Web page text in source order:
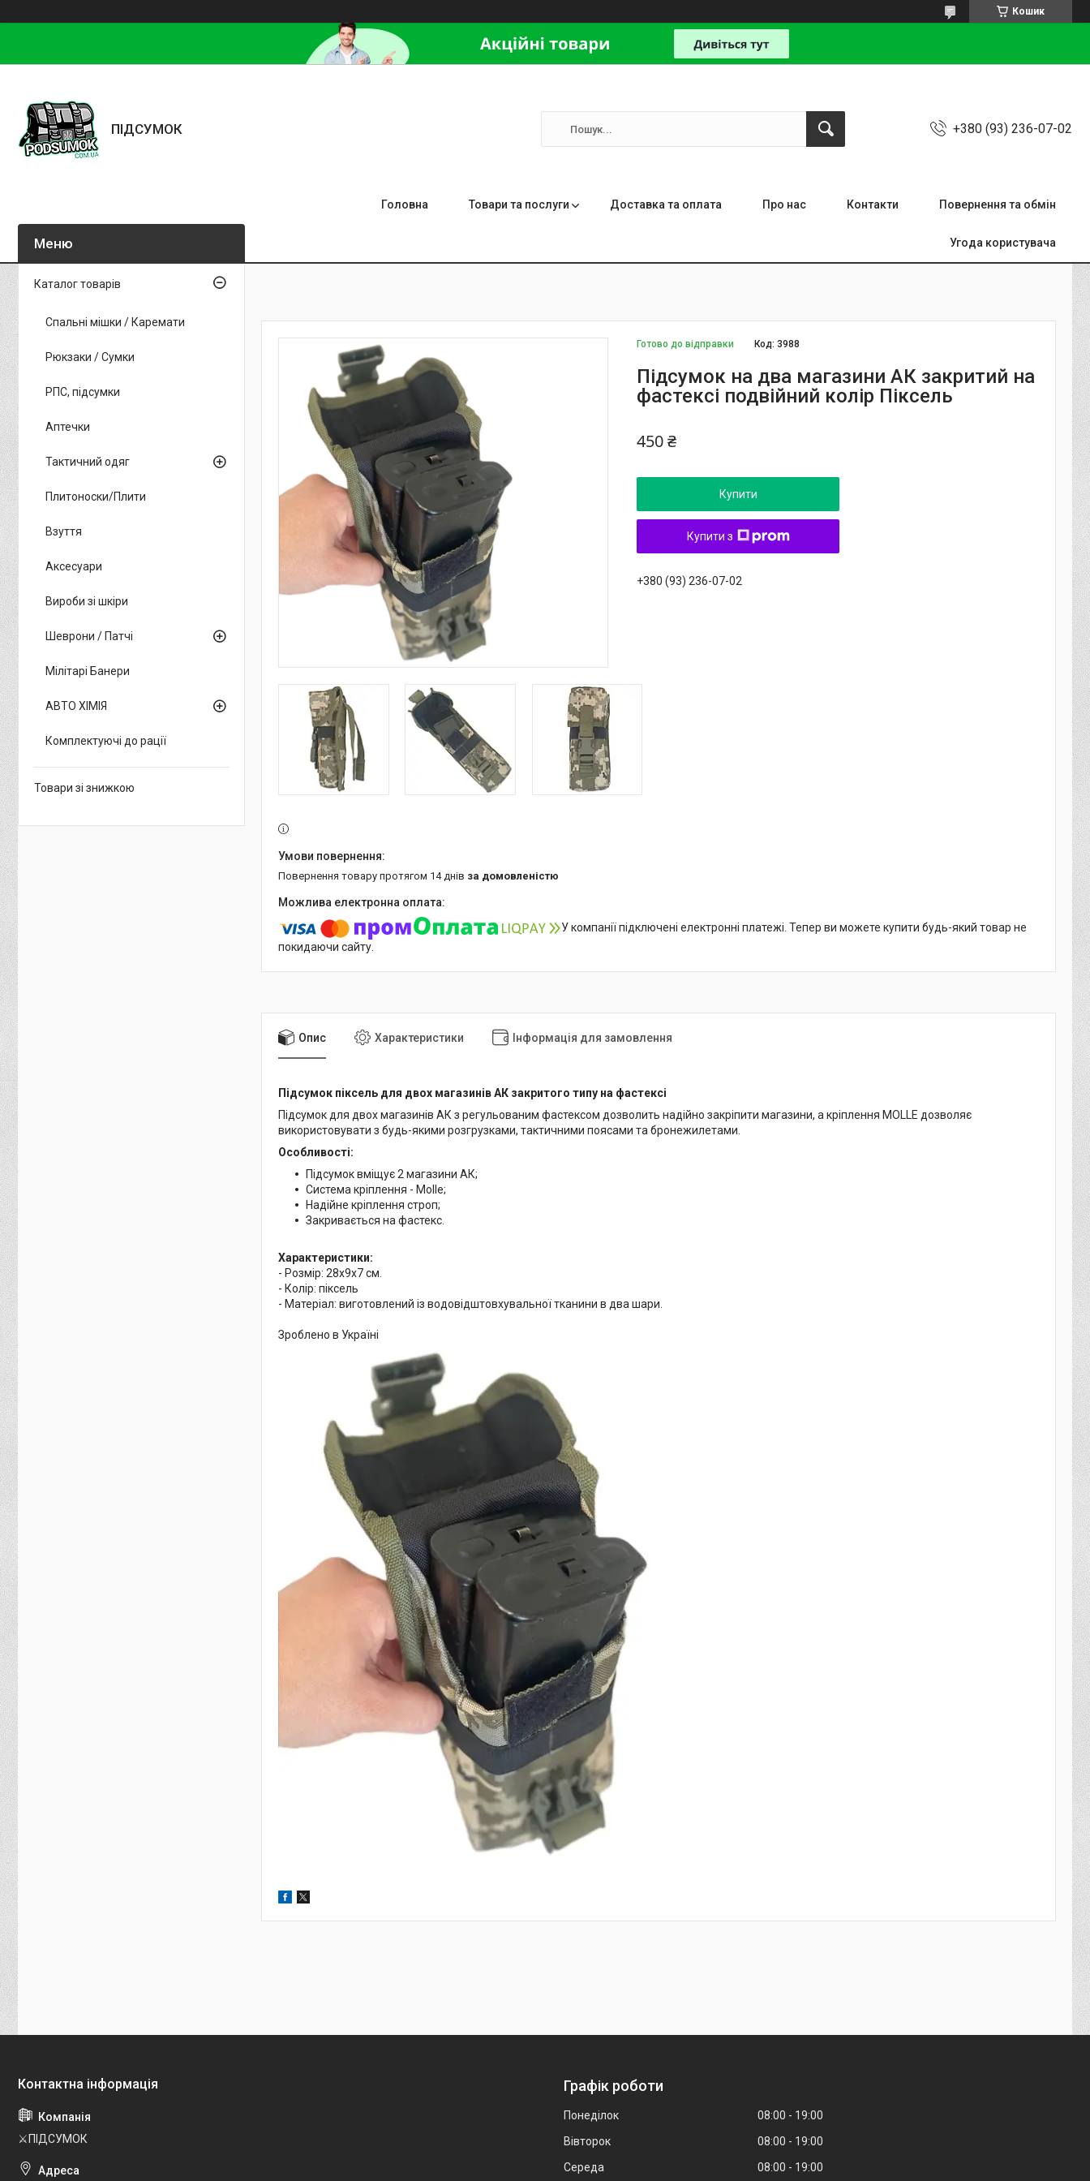
Кошик
ПІДСУМОК +380 (93) 236-07-02
Головна Товари та послуги Доставка та оплата Про нас Контакти Повернення та обмін
Угода користувача
Готово до відправки Код:3988
Підсумок на два магазини АК закритий на
фастексі подвійний колір Піксель
450 ₴
Купити
Купити з
+380 (93) 236-07-02
повернення товару протягом 14 днів за домовленістю
У компанії підключені електронні платежі. Тепер ви можете купити будь-який товар не
покидаючи сайту.
Опис Характеристики Інформація для замовлення
Підсумок піксель для двох магазинів АК закритого типу на фастексі
Підсумок для двох магазинів АК з регульованим фастексом дозволить надійно закріпити магазини, а кріплення MOLLE дозволяє
використовувати з будь-якими розгрузками, тактичними поясами та бронежилетами.
Особливості:
Підсумок вміщує 2 магазини АК;
Система кріплення - Molle;
Надійне кріплення строп;
Закривається на фастекс.
Характеристики:
- Розмір: 28х9х7 см.
- Колір: піксель
- Матеріал: виготовлений із водовідштовхувальної тканини в два шари.
Зроблено в Україні
Каталог товарів
Спальні мішки / Каремати
Рюкзаки / Сумки
РПС, підсумки
Аптечки
Тактичний одяг
Плитоноски/Плити
Взуття
Аксесуари
Вироби зі шкіри
Шеврони / Патчі
Мілітарі Банери
АВТО ХІМІЯ
Комплектуючі до рації
Товари зі знижкою
⚔️ПІДСУМОК
Графік роботи
Понеділок 08:00
19:00
Вівторок
08:00
19:00
Середа
08:00
19:00